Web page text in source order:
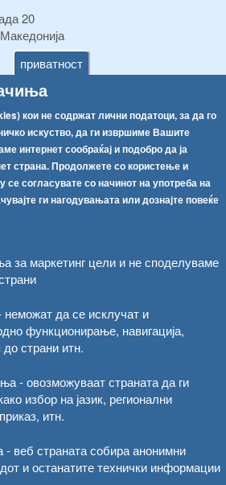
приватност
кои не содржат лични податоци, за да го
искуство, да ги извршиме Вашите
интернет сообраќај и подобро да ја
страна. Продолжете со користење и
се согласувате со начинот на употреба на
ги нагодувањата или дознајте повеќе
за маркетинг цели и не споделуваме
да се исклучат и
функционирање, навигација,
страни итн.
- овозможуваат страната да ги
избор на јазик, регионални
итн.
веб страната собира анонимни
и останатите технички информации
20